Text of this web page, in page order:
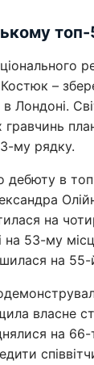
топ-
–
Лондоні.
му рядку.
дебюту в
на
на 53-му
на 55-
власне
на